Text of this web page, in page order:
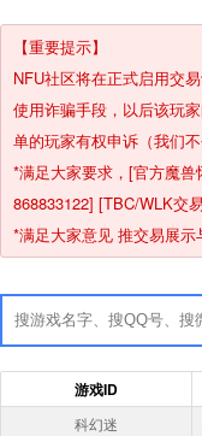
【重要提示】
NFU社区将在正式启用交
使用诈骗手段，以后该玩
单的玩家有权申诉（我们
*满足大家要求，[官方魔兽
868833122] [TBC/WLK交
*满足大家意见 推交易展
游戏ID
科幻迷